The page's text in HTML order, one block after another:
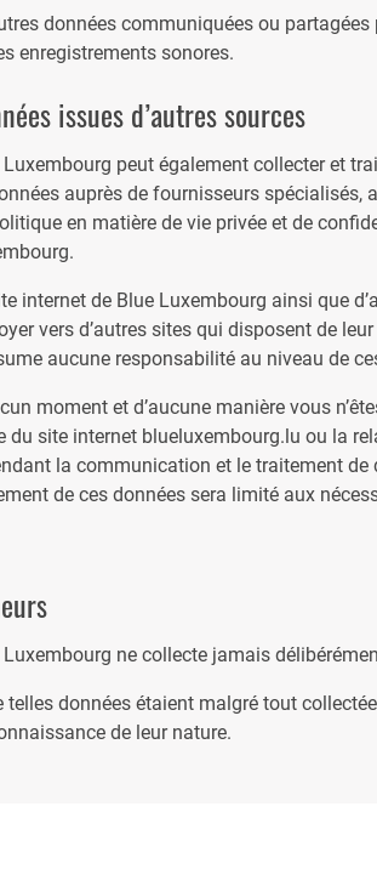
données communiquées ou
enregistrements sonores.
issues d’autres sources
Luxembourg peut également collecter et
auprès de fournisseurs
en matière de vie privée et de
internet de Blue Luxembourg ainsi que
vers d’autres sites qui disposent de
aucune responsabilité au niveau de
moment et d’aucune manière vous
du site internet blueluxembourg.lu ou la
la communication et le traitement de
de ces données sera limité aux
Luxembourg ne collecte jamais
telles données étaient malgré tout
de leur nature.